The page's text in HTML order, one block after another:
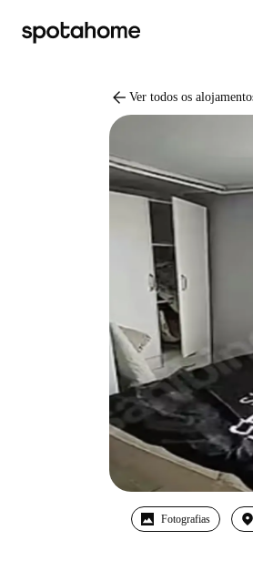
arrow_back Ver todos os
Fotografias